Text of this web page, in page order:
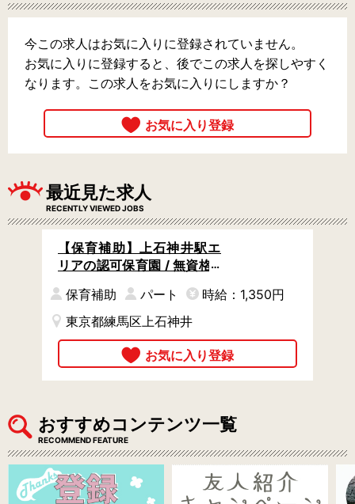
今この求人はお気に入りに登録されていません。
お気に入りに登録すると、後でこの求人を探しやすく
なります。この求人をお気に入りにしますか？
最近見た求人
RECENTLY VIEWED JOBS
【保育補助】上石神井駅エ
リアの認可保育園 / 無資格O
からOK / 保育士の方は時給
アップ
保育補助 パート
時給：1,350円
東京都練馬区上石神井
おすすめコンテンツ一覧
RECOMMEND FEATURE